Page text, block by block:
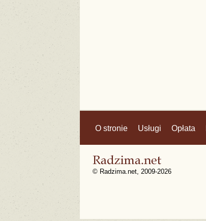
O stronie Usługi Opłata
© Radzima.net, 2009-2026